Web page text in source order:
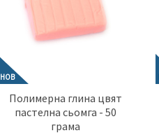
НОВ
Полимерна глина цвят
пастелна сьомга - 50
грама